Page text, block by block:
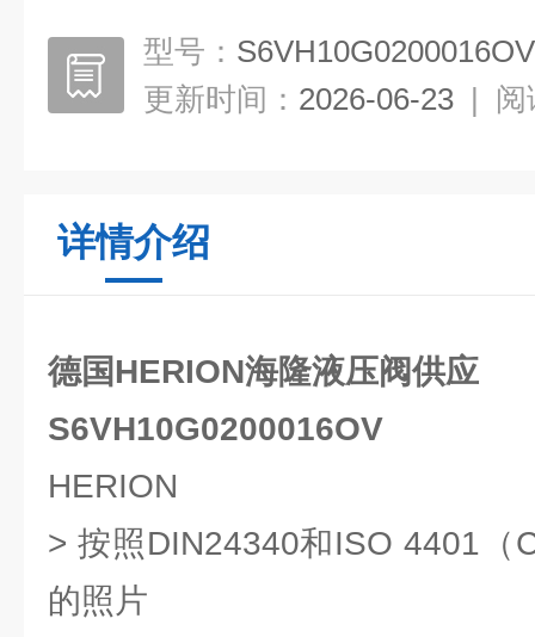
型号： S6VH10G0200016OV
更新时间： 2026-06-23 | 阅
详情介绍
德国HERION海隆液压阀供应
S6VH10G0200016OV
HERION
> 按照DIN24340和ISO 4401（
的照片